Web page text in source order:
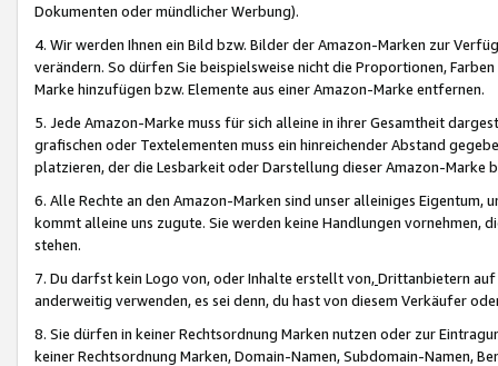
Dokumenten oder mündlicher Werbung).
4. Wir werden Ihnen ein Bild bzw. Bilder der Amazon-Marken zur
verändern. So dürfen Sie beispielsweise nicht die Proportionen,
Marke hinzufügen bzw. Elemente aus einer Amazon-Marke entfernen.
5. Jede Amazon-Marke muss für sich alleine in ihrer Gesamtheit
grafischen oder Textelementen muss ein hinreichender Abstand
platzieren, der die Lesbarkeit oder Darstellung dieser Amazon-Marke
6. Alle Rechte an den Amazon-Marken sind unser alleiniges
kommt alleine uns zugute. Sie werden keine Handlungen vornehmen,
stehen.
7. Du darfst kein Logo von, oder Inhalte erstellt von,Drittanbietern auf
anderweitig verwenden, es sei denn, du hast von diesem Verkäufer
8. Sie dürfen in keiner Rechtsordnung Marken nutzen oder zur
keiner Rechtsordnung Marken, Domain-Namen, Subdomain-Namen,